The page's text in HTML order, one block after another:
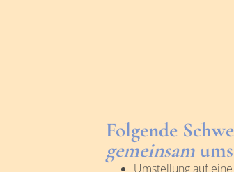
Folgende
gemeinsam
Umstellung auf eine